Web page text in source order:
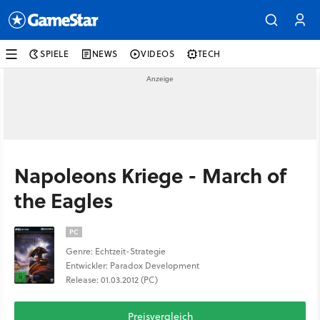
SPIELE NEWS VIDEOS TECH
Napoleons Kriege - March of
the Eagles
PC
Genre: Echtzeit-Strategie
Entwickler: Paradox Development
Release: 01.03.2012 (PC)
Preisvergleich